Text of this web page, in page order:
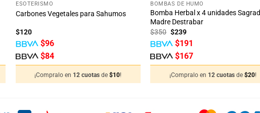
ESOTERISMO
Carbones Vegetales para Sahumos
$120
$96
$84
¡Compralo en 12 cuotasde$10!
BOMBAS DE HUMO
Bomba Herbal x 4 unidades
Madre Destrabar
$350 El
precio
original
era:
$350.
$239El
precio
actual
es:
$239.
$191
$167
¡Compralo en 12 cuotas de $20!